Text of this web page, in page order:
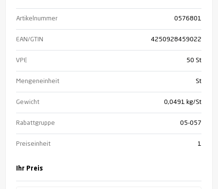
Artikelnummer 0576801
EAN/GTIN 4250928459022
VPE 50 St
Mengeneinheit St
Gewicht 0,0491 kg/St
Rabattgruppe 05-057
Preiseinheit 1
Ihr Preis